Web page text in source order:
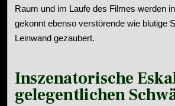
Raum und im Laufe des Filmes werden
gekonnt ebenso verstörende wie blutige
Leinwand gezaubert.
Inszenatorische
gelegentlichen